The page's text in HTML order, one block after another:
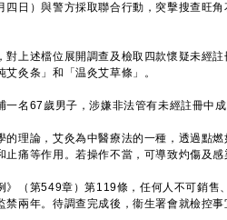
日）與警方採取聯合行動，突擊搜查旺角
上述檔位展開調查及檢取四款懷疑未經註
灸条」和「温灸艾草條」。
名67歲男子，涉嫌非法管有未經註冊中成
理論，艾灸為中醫療法的一種，透過點燃
止痛等作用。若操作不當，可導致灼傷及感
（第549章）第119條，任何人不可銷售
禁兩年。待調查完成後，衞生署會就檢控事